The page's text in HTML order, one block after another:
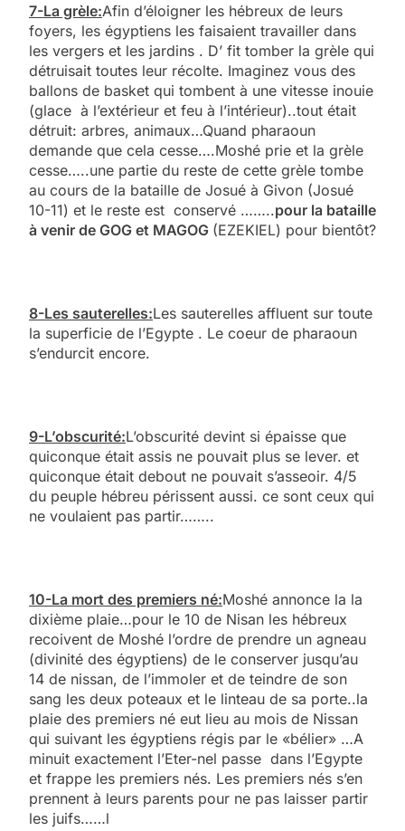
7-La grèle:Afin d’éloigner les hébreux de leurs
foyers, les égyptiens les faisaient travailler dans
les vergers et les jardins . D’ fit tomber la grèle qui
détruisait toutes leur récolte. Imaginez vous des
ballons de basket qui tombent à une vitesse inouie
(glace à l’extérieur et feu à l’intérieur)..tout était
détruit: arbres, animaux…Quand pharaoun
demande que cela cesse….Moshé prie et la grèle
cesse…..une partie du reste de cette grèle tombe
au cours de la bataille de Josué à Givon (Josué
10-11) et le reste est conservé ……..pour la bataille
à venir de GOG et MAGOG (EZEKIEL) pour bientôt?
8-Les sauterelles:Les sauterelles affluent sur toute
la superficie de l’Egypte . Le coeur de pharaoun
s’endurcit encore.
9-L’obscurité:L’obscurité devint si épaisse que
quiconque était assis ne pouvait plus se lever. et
quiconque était debout ne pouvait s’asseoir. 4/5
du peuple hébreu périssent aussi. ce sont ceux qui
ne voulaient pas partir……..
10-La mort des premiers né:Moshé annonce la la
dixième plaie…pour le 10 de Nisan les hébreux
recoivent de Moshé l’ordre de prendre un agneau
(divinité des égyptiens) de le conserver jusqu’au
14 de nissan, de l’immoler et de teindre de son
sang les deux poteaux et le linteau de sa porte..la
plaie des premiers né eut lieu au mois de Nissan
qui suivant les égyptiens régis par le «bélier» …A
minuit exactement l’Eter-nel passe dans l’Egypte
et frappe les premiers nés. Les premiers nés s’en
prennent à leurs parents pour ne pas laisser partir
les juifs……l